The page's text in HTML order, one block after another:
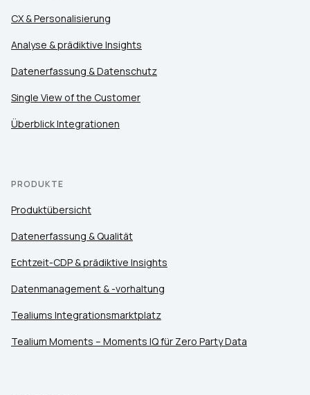
CX & Personalisierung
Analyse & prädiktive Insights
Datenerfassung & Datenschutz
Single View of the Customer
Überblick Integrationen
PRODUKTE
Produktübersicht
Datenerfassung & Qualität
Echtzeit-CDP & prädiktive Insights
Datenmanagement & -vorhaltung
Tealiums Integrationsmarktplatz
Tealium Moments – Moments IQ für Zero Party Data